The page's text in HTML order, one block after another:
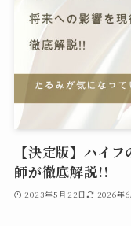
【決定版】ハイ
師が徹底解説!!
2023年5月22日 2026年